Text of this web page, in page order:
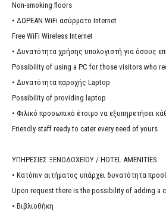
Non-smoking floors
• ΔΩΡΕΑΝ WiFi ασύρματο Internet
Free WiFi Wireless Internet
• Δυνατότητα χρήσης υπολογιστή για όσους
Possibility of using a PC for those visitors who
• Δυνατότητα παροχής Laptop
Possibility of providing laptop
• Φιλικό προσωπικό έτοιμο να εξυπηρετήσει
Friendly staff ready to cater every need of yours
ΥΠΗΡΕΣΙΕΣ ΞΕΝΟΔΟΧΕΙΟΥ / HOTEL AMENITIES
• Κατόπιν αιτήματος υπάρχει δυνατότητα
Upon request there is the possibility of adding a
• Βιβλιοθήκη